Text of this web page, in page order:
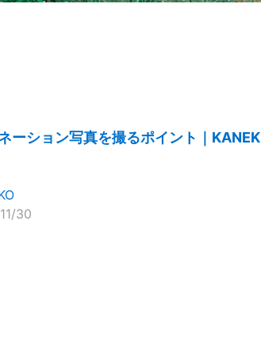
ーション写真を撮るポイント｜KANEK
30